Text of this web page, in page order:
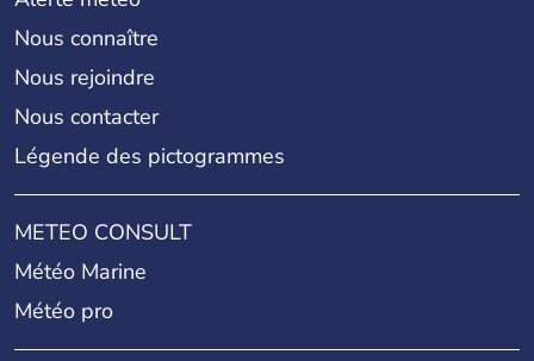
Nous connaître
Nous rejoindre
Nous contacter
Légende des pictogrammes
METEO CONSULT
Météo Marine
Météo pro